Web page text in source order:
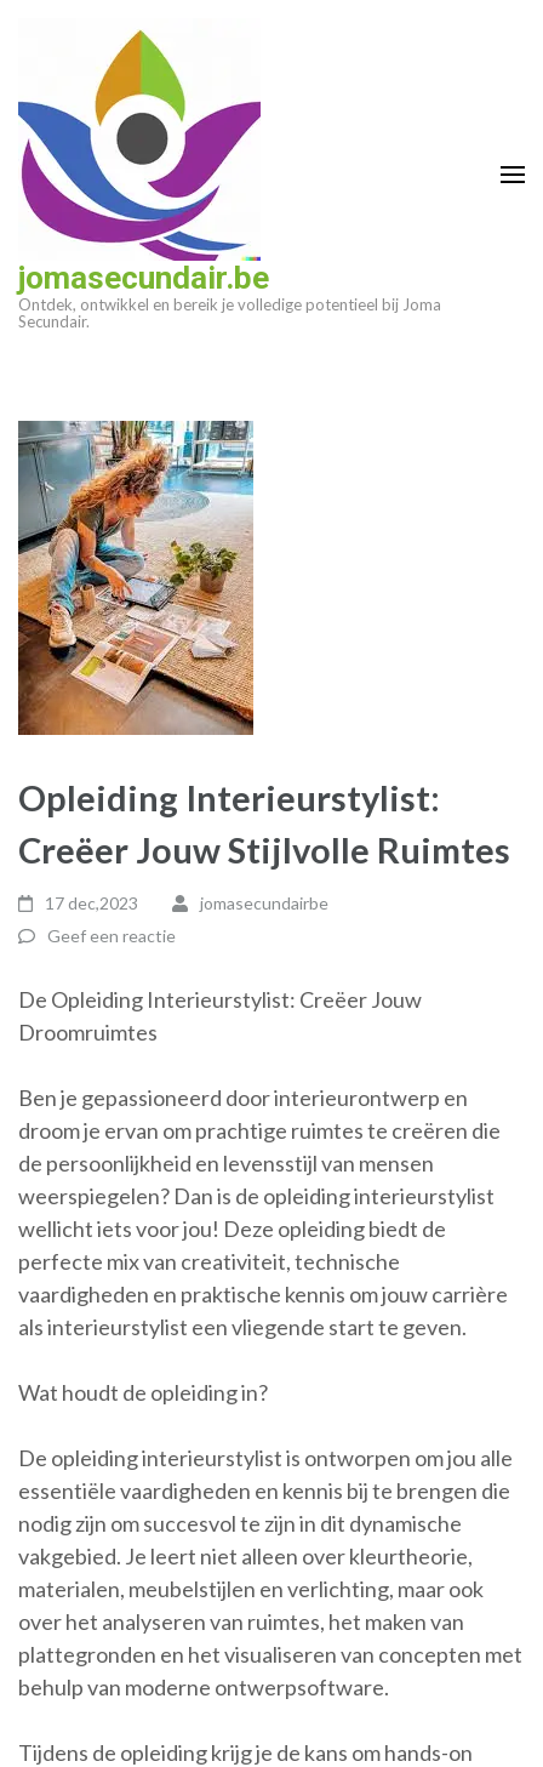
(druk
enter)
jomasecundair.be
Ontdek, ontwikkel en bereik je volledige potentieel bij Joma
Secundair.
Opleiding Interieurstylist:
Creëer Jouw Stijlvolle Ruimtes
17 dec,2023
jomasecundairbe
Geef een reactie
De Opleiding Interieurstylist: Creëer Jouw
Droomruimtes
Ben je gepassioneerd door interieurontwerp en
droom je ervan om prachtige ruimtes te creëren die
de persoonlijkheid en levensstijl van mensen
weerspiegelen? Dan is de opleiding interieurstylist
wellicht iets voor jou! Deze opleiding biedt de
perfecte mix van creativiteit, technische
vaardigheden en praktische kennis om jouw carrière
als interieurstylist een vliegende start te geven.
Wat houdt de opleiding in?
De opleiding interieurstylist is ontworpen om jou alle
essentiële vaardigheden en kennis bij te brengen die
nodig zijn om succesvol te zijn in dit dynamische
vakgebied. Je leert niet alleen over kleurtheorie,
materialen, meubelstijlen en verlichting, maar ook
over het analyseren van ruimtes, het maken van
plattegronden en het visualiseren van concepten met
behulp van moderne ontwerpsoftware.
Tijdens de opleiding krijg je de kans om hands-on